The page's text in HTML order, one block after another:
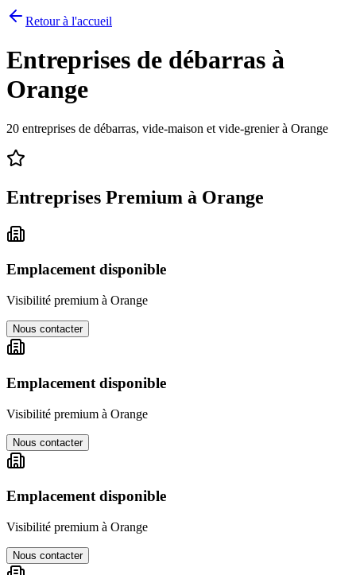
Retour à l'accueil
Entreprises de débarras à
Orange
20 entreprises de débarras, vide-maison et vide-grenier à Orange
Entreprises Premium à Orange
Emplacement disponible
Visibilité premium à Orange
Nous contacter
Emplacement disponible
Visibilité premium à Orange
Nous contacter
Emplacement disponible
Visibilité premium à Orange
Nous contacter